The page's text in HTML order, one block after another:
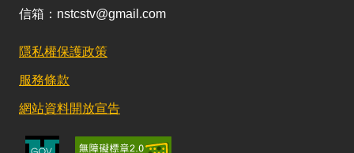
信箱：nstcstv@gmail.com
隱私權保護政策
服務條款
網站資料開放宣告